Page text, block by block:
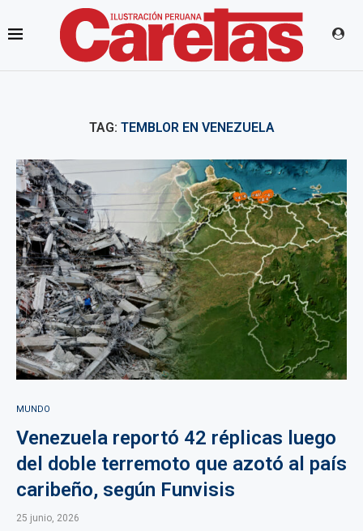
TAG: TEMBLOR EN VENEZUELA
MUNDO
Venezuela reportó 42 réplicas luego
del doble terremoto que azotó al país
caribeño, según Funvisis
25 junio, 2026